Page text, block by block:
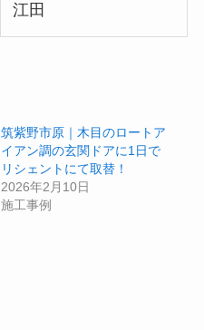
江田
筑紫野市原｜木目のロートア
イアン調の玄関ドアに1日で
リシェントにて取替！
2026年2月10日
施工事例